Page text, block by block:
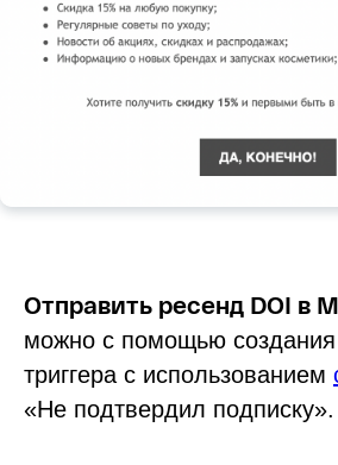
Отправить ресенд DOI в
можно с помощью создания
триггера с использованием
«Не подтвердил подписку».